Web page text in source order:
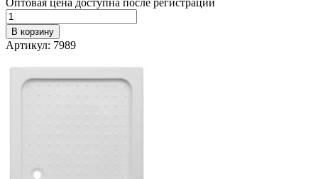
В корзину
Артикул: 7989